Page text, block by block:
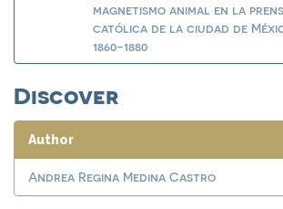
magnetismo animal en la
católica de la ciudad de
1860-1880
Discover
Author
Andrea Regina Medina Castro